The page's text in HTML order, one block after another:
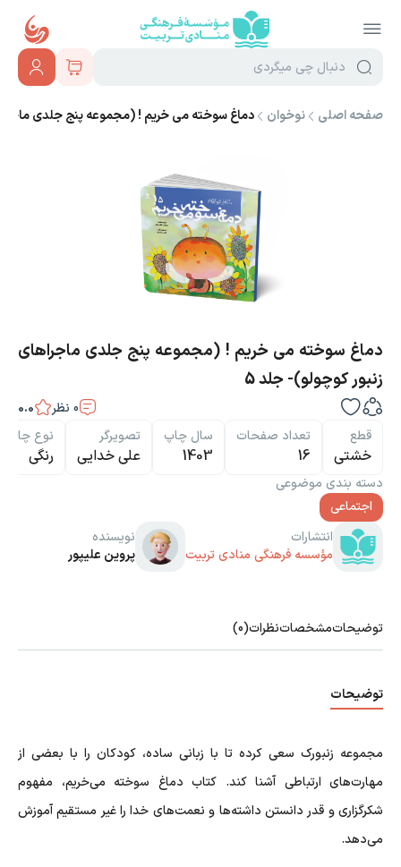
صفحه اصلی نوخوان دماغ سوخته می خریم ! (مجموعه پنج جلدی
دماغ سوخته می خریم ! (مجموعه پنج جلدی ماجراهای
زنبور کوچولو)- جلد 5
0 نظر
0.0
قطع
خشتی
تعداد صفحات
16
سال چاپ
1403
تصویرگر
علی خدایی
نوع چاپ
رنگی
دسته بندی موضوعی
اجتماعی
انتشارات
مؤسسه فرهنگی منادی تربیت
نویسنده
پروین علیپور
توضیحاتمشخصاتنظرات(0)
توضیحات
مجموعه زنبورک سعی کرده تا با زبانی ساده، کودکان را با بعضی از
مهارت‌های ارتباطی آشنا کند. کتاب دماغ سوخته می‌خریم، مفهوم
شکرگزاری و قدر دانستن داشته‌ها و نعمت‌های خدا را غیر مستقیم آموزش
می‌دهد.